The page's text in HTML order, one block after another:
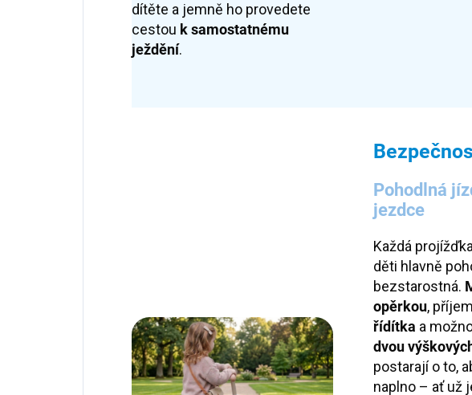
dítěte a jemně ho provedete
cestou k samostatnému
ježdění.
Pohodlná
jezdce
Každá
děti hlavně
bezstarostná.
opěrkou,
řídítka a
dvou
postarají o to,
naplno – ať už